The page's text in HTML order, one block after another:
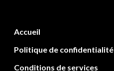
Accueil
Politique de confidentialité
Conditions de services